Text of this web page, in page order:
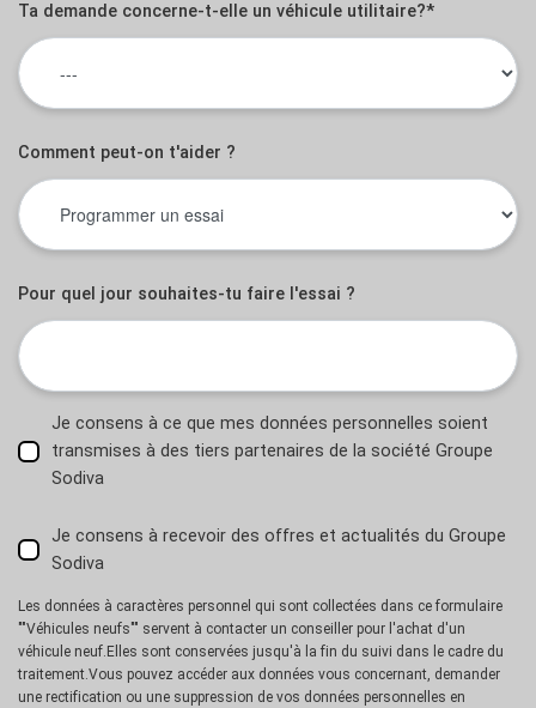
Ta demande concerne-t-elle un véhicule utilitaire?*
Comment peut-on t'aider ?
Pour quel jour souhaites-tu faire l'essai ?
Je consens à ce que mes données personnelles soient
transmises à des tiers partenaires de la société Groupe
Sodiva
Je consens à recevoir des offres et actualités du Groupe
Sodiva
Les données à caractères personnel qui sont collectées dans ce formulaire
""Véhicules neufs"" servent à contacter un conseiller pour l'achat d'un
véhicule neuf.Elles sont conservées jusqu'à la fin du suivi dans le cadre du
traitement.Vous pouvez accéder aux données vous concernant, demander
une rectification ou une suppression de vos données personnelles en